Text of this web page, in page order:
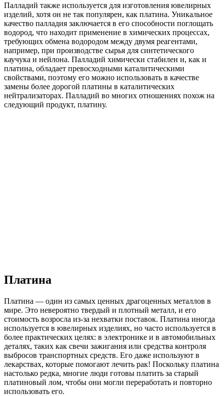
Палладий также используется для изготовления ювелирных
изделий, хотя он не так популярен, как платина. Уникальное
качество палладия заключается в его способности поглощать
водород, что находит применение в химических процессах,
требующих обмена водородом между двумя реагентами,
например, при производстве сырья для синтетического
каучука и нейлона. Палладий химически стабилен и, как и
платина, обладает превосходными каталитическими
свойствами, поэтому его можно использовать в качестве
замены более дорогой платины в каталитических
нейтрализаторах. Палладий во многих отношениях похож на
следующий продукт, платину.
Платина
Платина — один из самых ценных драгоценных металлов в
мире. Это невероятно твердый и плотный металл, и его
стоимость возросла из-за нехватки поставок. Платина иногда
используется в ювелирных изделиях, но часто используется в
более практических целях: в электронике и в автомобильных
деталях, таких как свечи зажигания или средства контроля
выбросов транспортных средств. Его даже используют в
лекарствах, которые помогают лечить рак! Поскольку платина
настолько редка, многие люди готовы платить за старый
платиновый лом, чтобы они могли переработать и повторно
использовать его.